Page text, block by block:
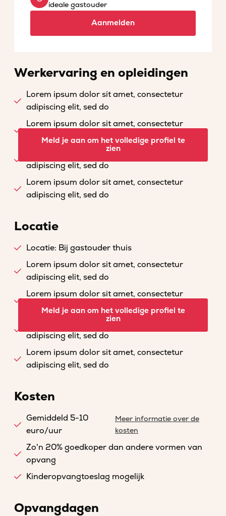
ideale gastouder
Aanmelden
Werkervaring en opleidingen
Lorem ipsum dolor sit amet, consectetur
adipiscing elit, sed do
Lorem ipsum dolor sit amet, consectetur
adipiscing elit, sed do
Lorem ipsum dolor sit amet, consectetur
adipiscing elit, sed do
Lorem ipsum dolor sit amet, consectetur
adipiscing elit, sed do
Meld je aan om het volledige profiel te
zien
Locatie
Locatie: Bij gastouder thuis
Lorem ipsum dolor sit amet, consectetur
adipiscing elit, sed do
Lorem ipsum dolor sit amet, consectetur
adipiscing elit, sed do
Lorem ipsum dolor sit amet, consectetur
adipiscing elit, sed do
Lorem ipsum dolor sit amet, consectetur
adipiscing elit, sed do
Meld je aan om het volledige profiel te
zien
Kosten
Gemiddeld 5-10
euro/uur
Meer informatie over de
kosten
Zo'n 20% goedkoper dan andere vormen van
opvang
Kinderopvangtoeslag mogelijk
Opvangdagen